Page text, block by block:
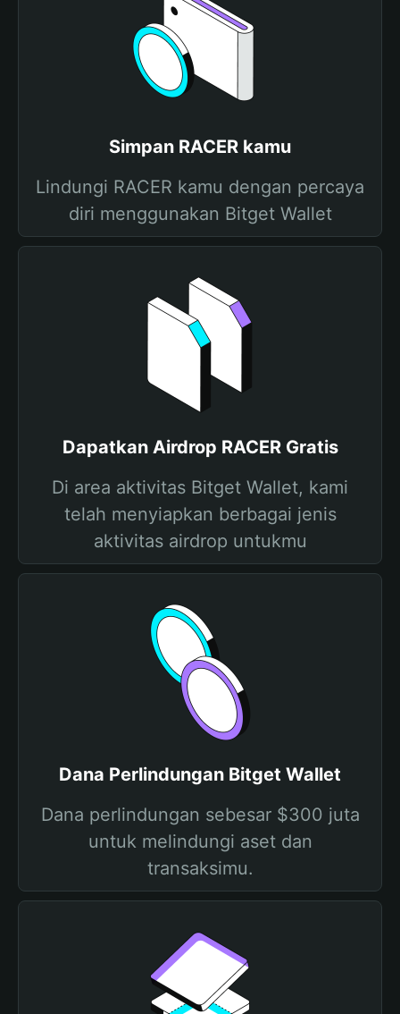
Simpan RACER kamu
Lindungi RACER kamu dengan percaya
diri menggunakan Bitget Wallet
Dapatkan Airdrop RACER Gratis
Di area aktivitas Bitget Wallet, kami
telah menyiapkan berbagai jenis
aktivitas airdrop untukmu
Dana Perlindungan Bitget Wallet
Dana perlindungan sebesar $300 juta
untuk melindungi aset dan
transaksimu.